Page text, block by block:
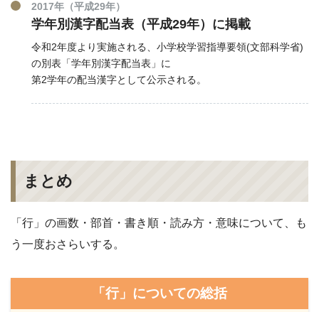
2017年（平成29年）
学年別漢字配当表（平成29年）に掲載
令和2年度より実施される、小学校学習指導要領(文部科学省)
の別表「学年別漢字配当表」に
第2学年の配当漢字として公示される。
まとめ
「行」の画数・部首・書き順・読み方・意味について、も
う一度おさらいする。
「行」についての総括